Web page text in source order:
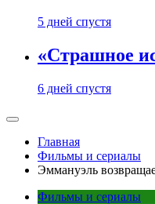
5 дней спустя
«Страшное
6 дней спустя
Главная
Фильмы и сериалы
Эммануэль
Фильмы и сериалы